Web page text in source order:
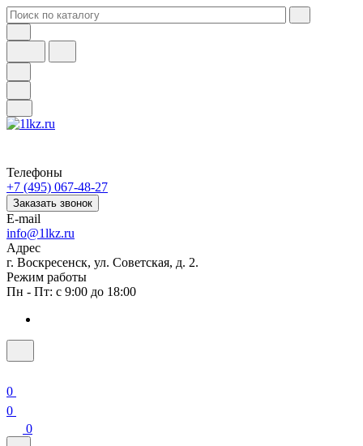
Телефоны
+7 (495) 067-48-27
Заказать звонок
E-mail
info@1lkz.ru
Адрес
г. Воскресенск, ул. Советская, д. 2.
Режим работы
Пн - Пт: с 9:00 до 18:00
0
0
0